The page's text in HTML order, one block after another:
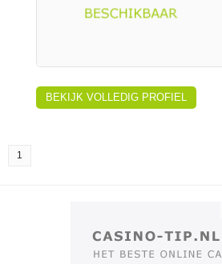
BEKIJK VOLLEDIG PROFIEL
1